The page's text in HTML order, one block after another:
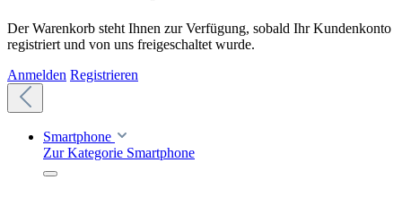
Der Warenkorb steht Ihnen zur Verfügung, sobald Ihr Kundenkonto
registriert und von uns freigeschaltet wurde.
Anmelden Registrieren
Smartphone
Zur Kategorie Smartphone